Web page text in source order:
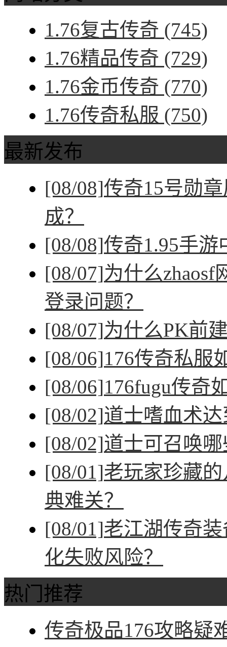
1.76复古传奇 (745)
1.76精品传奇 (729)
1.76金币传奇 (770)
1.76传奇私服 (750)
最新发布
[08/08]传奇15号勋
成？
[08/08]传奇1.95手
[08/07]为什么
登录问题？
[08/07]为什么PK前
[08/06]176传奇私服
[08/06]176fugu传奇
[08/02]道士嗜血术
[08/02]道士可召唤
[08/01]老玩家珍藏
典难关？
[08/01]老江湖传奇
化失败风险？
热门推荐
传奇极品176攻略疑